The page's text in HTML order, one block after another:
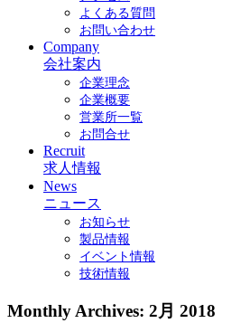
よくある質問
お問い合わせ
Company
会社案内
企業理念
企業概要
営業所一覧
お問合せ
Recruit
求人情報
News
ニュース
お知らせ
製品情報
イベント情報
技術情報
Monthly Archives: 2月 2018